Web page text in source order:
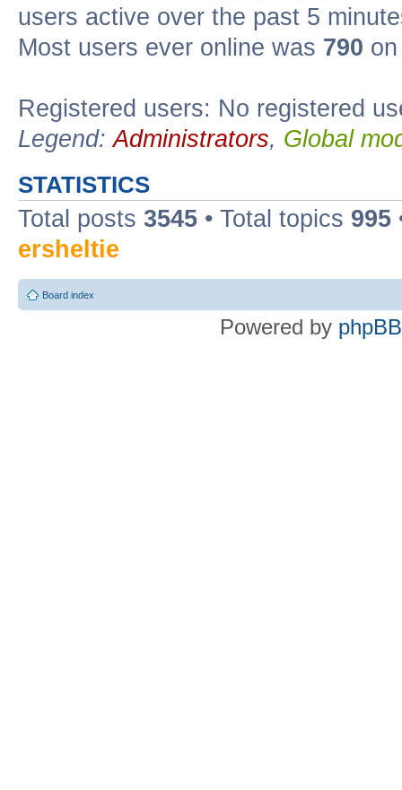
users active over the past 5
Most users ever online was 790
Registered users: No registered
Legend:Administrators, Global
STATISTICS
Total posts 3545 • Total topics 995
ersheltie
Board index
Powered by phpBB